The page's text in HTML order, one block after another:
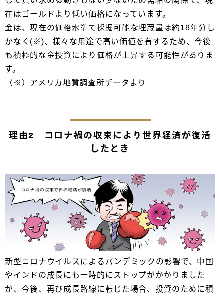
在はゴールドより低い価格になっています。
金は、現在の価格水準で採掘可能な埋蔵量は約18年分し
かなく(※)、様々な用途で高い価値を有するため、今後
も積極的な金投資により価格が上昇する可能性がありま
す。
（※）アメリカ地質調査所データより
理由2 コロナ禍の収束により世界経済が復活
したとき
新型コロナウイルスによるパンデミックの影響で、中国
やインドの成長にも一時的にストップがかかりました
が、今後、再び成長路線に転じた場合、投資のために積